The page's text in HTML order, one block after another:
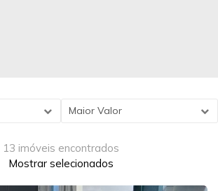
Maior Valor
13 imóveis encontrados
Mostrar selecionados